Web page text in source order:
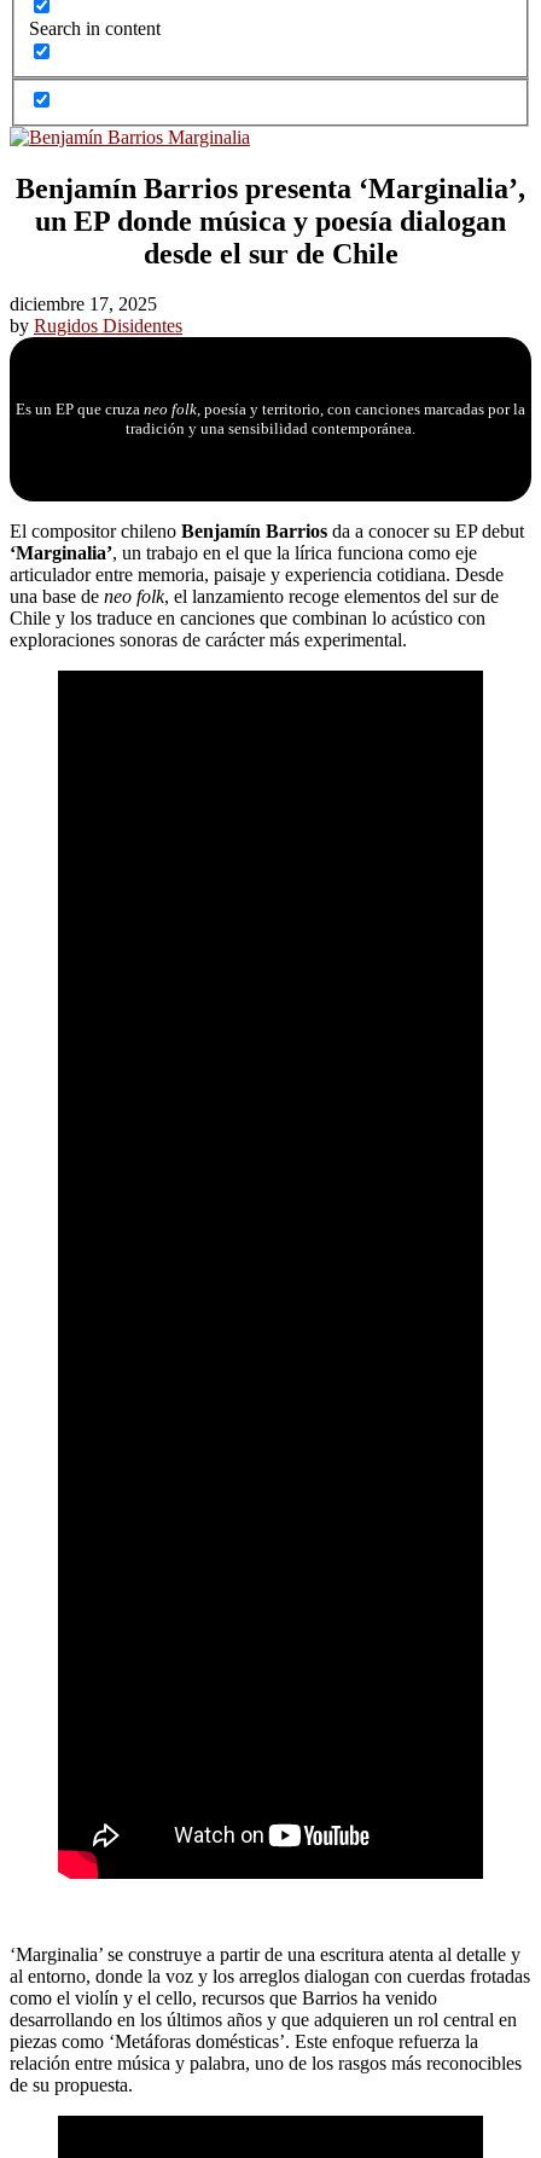
Search in content
Benjamín Barrios presenta ‘Marginalia’,
un EP donde música y poesía dialogan
desde el sur de Chile
diciembre 17, 2025
by Rugidos Disidentes
Es un EP que cruza neo folk, poesía y territorio, con canciones marcadas por la
tradición y una sensibilidad contemporánea.
El compositor chileno Benjamín Barrios da a conocer su EP debut
‘Marginalia’, un trabajo en el que la lírica funciona como eje
articulador entre memoria, paisaje y experiencia cotidiana. Desde
una base de neo folk, el lanzamiento recoge elementos del sur de
Chile y los traduce en canciones que combinan lo acústico con
exploraciones sonoras de carácter más experimental.
‘Marginalia’ se construye a partir de una escritura atenta al detalle y
al entorno, donde la voz y los arreglos dialogan con cuerdas frotadas
como el violín y el cello, recursos que Barrios ha venido
desarrollando en los últimos años y que adquieren un rol central en
piezas como ‘Metáforas domésticas’. Este enfoque refuerza la
relación entre música y palabra, uno de los rasgos más reconocibles
de su propuesta.